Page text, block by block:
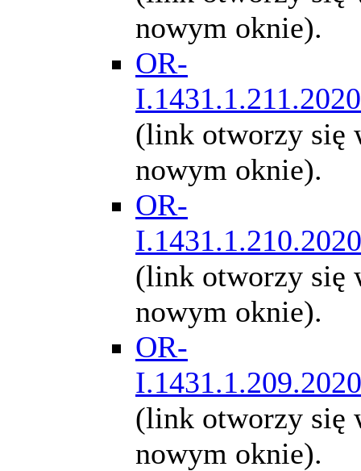
nowym oknie).
OR-
I.1431.1.211.2020
(link otworzy się
nowym oknie).
OR-
I.1431.1.210.2020
(link otworzy się
nowym oknie).
OR-
I.1431.1.209.2020
(link otworzy się
nowym oknie).